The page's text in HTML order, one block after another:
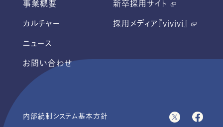
事業概要
カルチャー
ニュース
お問い合わせ
新卒採用サイト
採用メディア『vivivi』
内部統制システム基本方針